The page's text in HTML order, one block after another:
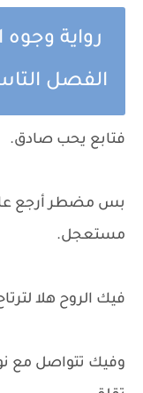
الفصل
فتابع يحب صادق.
بس مضطر أرجع
مستعجل.
فيك الروح هلا
وفيك تتواصل مع